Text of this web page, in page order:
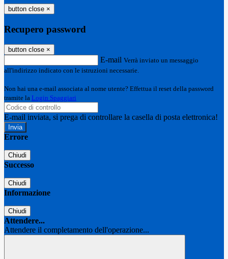
button close ×
Recupero password
button close ×
E-mail Verrà inviato un messaggio
all'indirizzo indicato con le istruzioni necessarie.
Non hai una e-mail associata al nome utente? Effettua il reset della password
tramite la Login Spaggiari
E-mail inviata, si prega di controllare la casella di posta elettronica!
Errore
Chiudi
Successo
Chiudi
Informazione
Chiudi
Attendere...
Attendere il completamento dell'operazione...